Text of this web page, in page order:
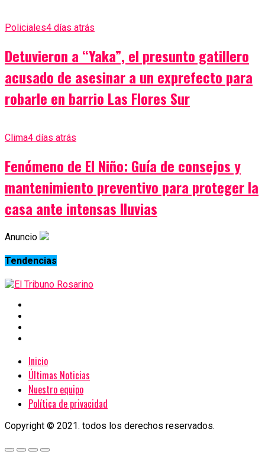
Policiales4 días atrás
Detuvieron a “Yaka”, el presunto gatillero
acusado de asesinar a un exprefecto para
robarle en barrio Las Flores Sur
Clima4 días atrás
Fenómeno de El Niño: Guía de consejos y
mantenimiento preventivo para proteger la
casa ante intensas lluvias
Anuncio
Tendencias
Inicio
Últimas Noticias
Nuestro equipo
Política de privacidad
Copyright © 2021. todos los derechos reservados.